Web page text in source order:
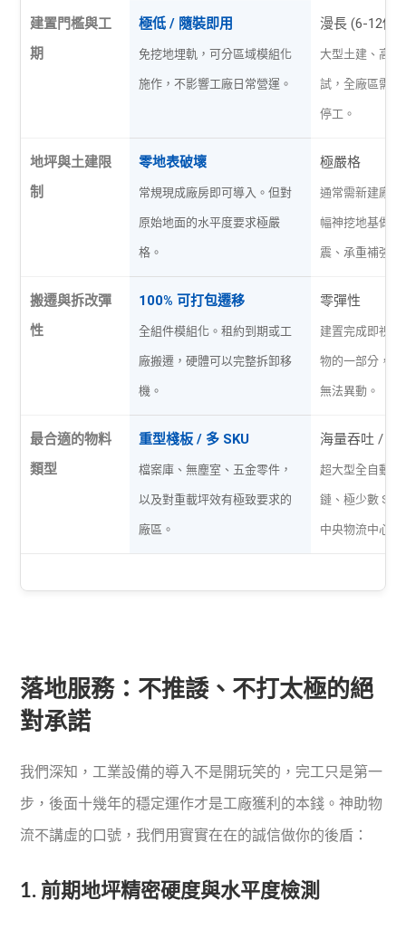
建置門檻與工
期
極低 / 隨裝即用
免挖地埋軌，可分區域模組化
施作，不影響工廠日常營運。
漫長 (6-12個
大型土建、高空
試，全廠區需配
停工。
地坪與土建限
制
零地表破壞
常規現成廠房即可導入。但對
原始地面的水平度要求極嚴
格。
極嚴格
通常需新建廠房
幅神挖地基做特
震、承重補強。
搬遷與拆改彈
性
100% 可打包遷移
全組件模組化。租約到期或工
廠搬遷，硬體可以完整拆卸移
機。
零彈性
建置完成即視為
物的一部分，拆
無法異動。
最合適的物料
類型
重型棧板 / 多 SKU
檔案庫、無塵室、五金零件，
以及對重載坪效有極致要求的
廠區。
海量吞吐 / 單
超大型全自動化
鏈、極少數
中央物流中心。
落地服務：不推諉、不打太極的絕
對承諾
我們深知，工業設備的導入不是開玩笑的，完工只是第一
步，後面十幾年的穩定運作才是工廠獲利的本錢。神助物
流不講虛的口號，我們用實實在在的誠信做你的後盾：
1. 前期地坪精密硬度與水平度檢測